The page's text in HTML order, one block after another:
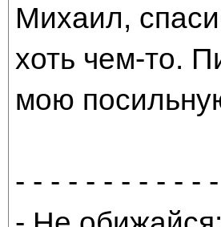
Михаил,
хоть чем-то.
мою
- - - - - - - - - - -